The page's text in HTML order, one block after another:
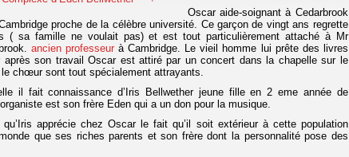
Oscar aide-soignant à Cedarbrook
proche de la célèbre université. Ce garçon de vingt ans regrette
( sa famille ne voulait pas) et est tout particulièrement attaché à Mr
ancien professeur à Cambridge. Le vieil homme lui prête des livres
son travail Oscar est attiré par un concert dans la chapelle sur le
le chœur sont tout spécialement attrayants.
il fait connaissance d’Iris Bellwether jeune fille en 2 eme année de
est son frère Eden qui a un don pour la musique.
qu’Iris apprécie chez Oscar le fait qu’il soit extérieur à cette population
que ses riches parents et son frère dont la personnalité pose des